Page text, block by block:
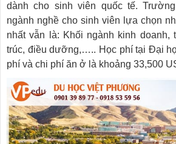
dành cho sinh viên quốc tế.
ngành nghề cho sinh viên lựa chọn
nhất vẫn là: Khối ngành kinh doanh,
trúc, điều dưỡng,….. Học phí tại Đại
phí và chi phí ăn ở là khoảng 33,500